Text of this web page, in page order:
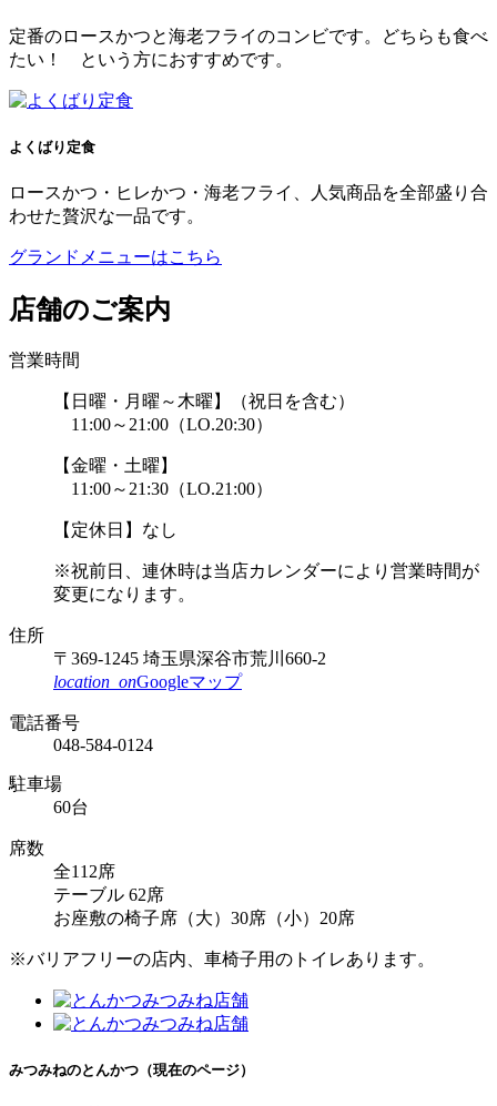
定番のロースかつと海老フライのコンビです。どちらも食べ
たい！ という方におすすめです。
よくばり定食
ロースかつ・ヒレかつ・海老フライ、人気商品を全部盛り合
わせた贅沢な一品です。
グランドメニューはこちら
店舗のご案内
営業時間
【日曜・月曜～木曜】
（祝日を含む）
11:00～21:00 （LO.20:30）
【金曜・土曜】
11:00～21:30 （LO.21:00）
【定休日】なし
※祝前日、連休時は当店カレンダーにより 営業時間が
変更になります。
住所
〒369-1245 埼玉県深谷市荒川660-2
location_onGoogleマップ
電話番号
048-584-0124
駐車場
60台
席数
全112席
テーブル 62席
お座敷の椅子席（大）30席（小）20席
※バリアフリーの店内、車椅子用のトイレあります。
みつみねのとんかつ （現在のページ）